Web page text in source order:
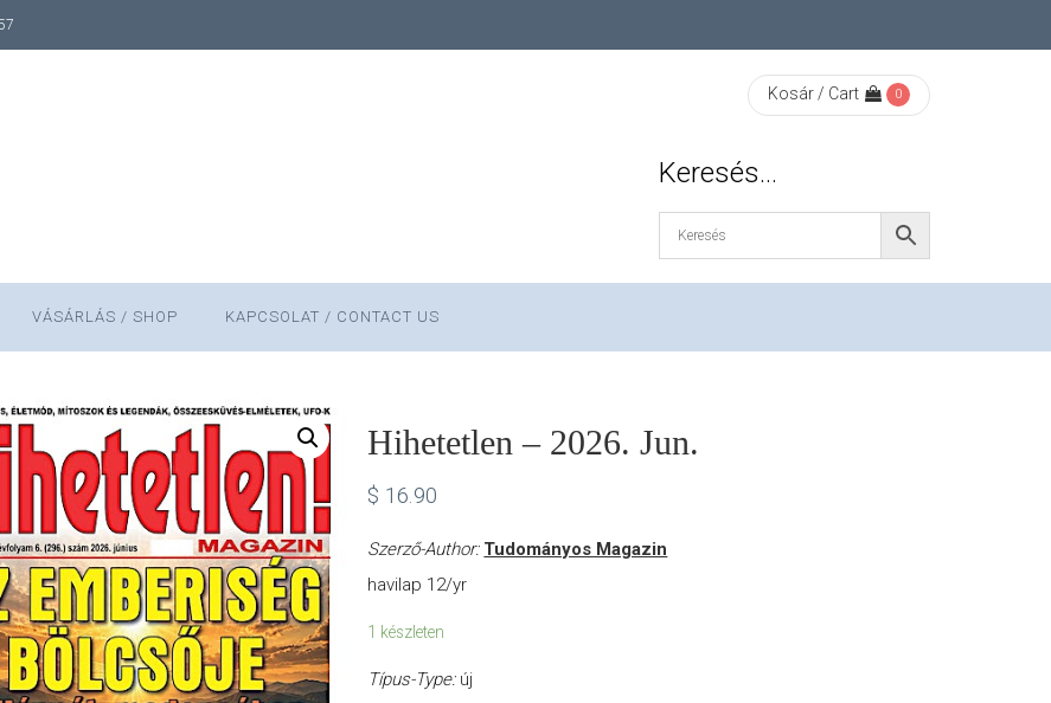
Kosár / Cart 0
Keresés…
VÁSÁRLÁS / SHOP KAPCSOLAT / CONTACT US
Hihetetlen – 2026. Jun.
$ 16.90
Szerző-Author: Tudományos Magazin
havilap 12/yr
1 készleten
Típus-Type: új